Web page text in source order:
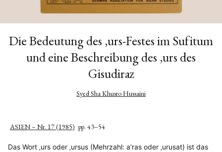
Die Bedeutung des ‚urs-Festes im Sufitum
und eine Beschreibung des ‚urs des
Gisudiraz
Syed Sha Khusro Hussaini
ASIEN – Nr. 17 (1985) pp. 43–54
Das Wort ‚urs oder ‚ursus (Mehrzahl: a’ras oder ‚urusat) ist das